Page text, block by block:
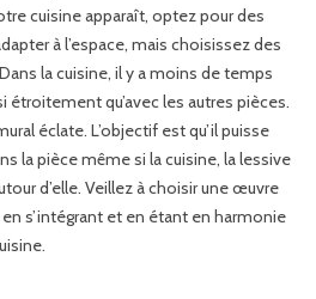
cuisine apparaît, optez pour des
à l’espace, mais choisissez des
la cuisine, il y a moins de temps
étroitement qu’avec les autres pièces.
éclate. L’objectif est qu’il puisse
la pièce même si la cuisine, la lessive
d’elle. Veillez à choisir une œuvre
s’intégrant et en étant en harmonie